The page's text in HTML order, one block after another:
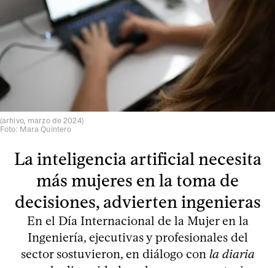
(arhivo, marzo de 2024)
Foto: Mara Quintero
La inteligencia artificial necesita
más mujeres en la toma de
decisiones, advierten ingenieras
En el Día Internacional de la Mujer en la
Ingeniería, ejecutivas y profesionales del
sector sostuvieron, en diálogo con la diaria